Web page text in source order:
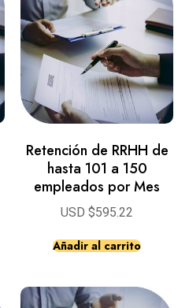
Retención de RRHH de
hasta 101 a 150
empleados por Mes
USD $595.22
Añadir al carrito